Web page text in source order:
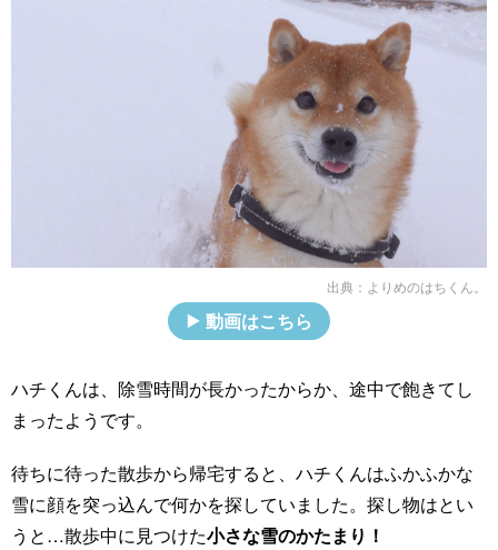
出典： よりめのはちくん。
動画はこちら
ハチくんは、除雪時間が長かったからか、途中で飽きてし
まったようです。
待ちに待った散歩から帰宅すると、ハチくんはふかふかな
雪に顔を突っ込んで何かを探していました。探し物はとい
うと…散歩中に見つけた小さな雪のかたまり！